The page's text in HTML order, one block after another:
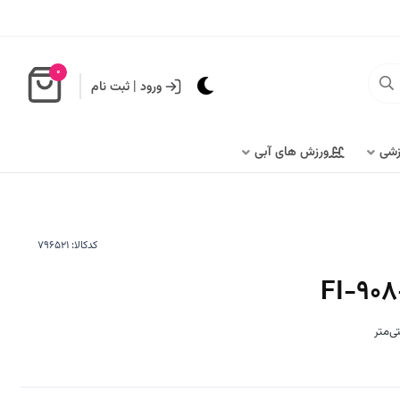
ورود | ثبت نام
0
ورزش های آبی
کدکالا: